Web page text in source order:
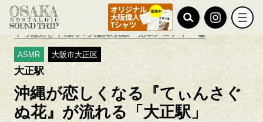
TOP ノスタルジック探訪
やっぱ好きやねん！大阪環状線・発車メロディ
ASMR 大阪市大正区
大正駅
沖縄が恋しくなる『てぃんさぐ
ぬ花』が流れる「大正駅」